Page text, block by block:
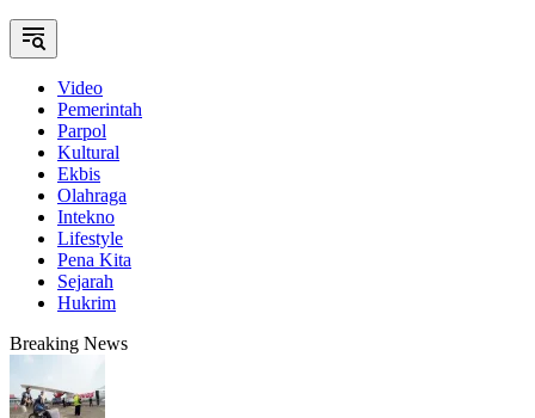
Video
Pemerintah
Parpol
Kultural
Ekbis
Olahraga
Intekno
Lifestyle
Pena Kita
Sejarah
Hukrim
Breaking News